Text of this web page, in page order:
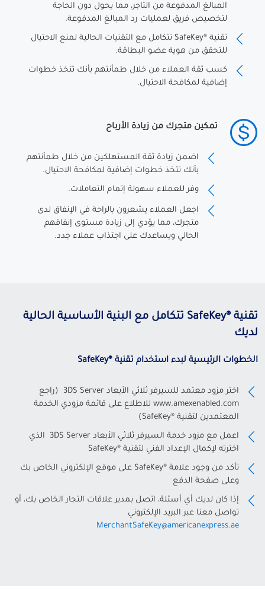
المبالغ المدفوعة من التاجر، مما يحول دون الحاجة
لتخصيص فريق لعمليات رد المبالغ المدفوعة.
تقنية ®SafeKey تتكامل مع التقنيات الحالية لمنع الاحتيال
للتحقق من هوية عضو البطاقة.
كسب ثقة العملاء من خلال طمأنتهم بأنك تتخذ خطوات
إضافية لمكافحة الاحتيال.
تمكين متجرك من زيادة الأرباح
اضمن زيادة ثقة المستهلكين من خلال طمأنتهم
بأنك تتخذ خطوات إضافية لمكافحة الاحتيال.
وفر للعملاء سهولة إتمام التعاملات.
اجعل العملاء يشعرون بالراحة في الإنفاق لدى
متجرك، مما يؤدي إلى زيادة مستوى إنفاقهم
الحالي ويساعدك على اجتذاب عملاء جدد.
تقنية ®SafeKey تتكامل مع البنية الأساسية الحالية
لديك
الخطوات الرئيسية لبدء استخدام تقنية ®
SafeKey
اختر مزود معتمد للسيرفر ثلاثي الأبعاد 3DS Server (راجع
www.amexenabled.com للاطلاع على قائمة مزودي الخدمة
المعتمدين لتقنية ®SafeKey)
اعمل مع مزود خدمة السيرفر ثلاثي الأبعاد 3DS Server الذي
اخترته لإكمال الإعداد الفني لتقنية ®SafeKey
تأكد من وجود علامة ®SafeKey على موقع الإلكتروني الخاص بك
وعلى صفحة الدفع
إذا كان لديك أي أسئلة، اتصل بمدير علاقات التجار الخاص بك، أو
تواصل معنا عبر البريد الإلكتروني
MerchantSafeKey@americanexpress.ae